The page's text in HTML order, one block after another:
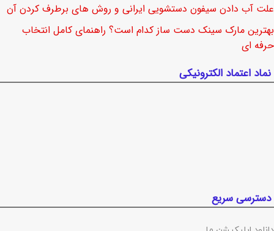
علت آب دادن سیفون دستشویی ایرانی و روش های برطرف کردن آن
بهترین مارک سینک دست ساز کدام است؟ راهنمای کامل انتخاب
حرفه ای
نماد اعتماد الکترونیکی
دسترسی سریع